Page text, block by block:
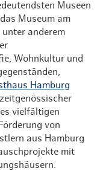
Museen
Museum am
anderem
Wohnkultur und
Hamburg
vielfältigen
von
aus Hamburg
mit